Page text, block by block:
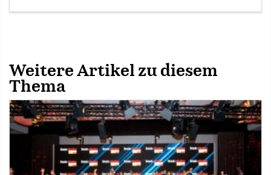
Weitere Artikel zu diesem
Thema